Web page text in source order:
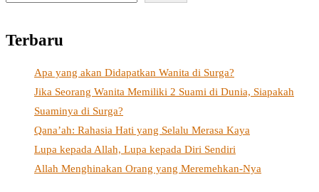
Terbaru
Apa yang akan Didapatkan Wanita di Surga?
Jika Seorang Wanita Memiliki 2 Suami di Dunia, Siapakah
Suaminya di Surga?
Qana’ah: Rahasia Hati yang Selalu Merasa Kaya
Lupa kepada Allah, Lupa kepada Diri Sendiri
Allah Menghinakan Orang yang Meremehkan-Nya